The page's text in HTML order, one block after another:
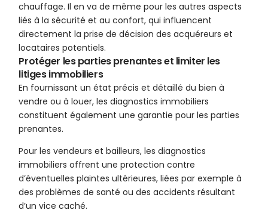
chauffage. Il en va de même pour les autres aspects
liés à la sécurité et au confort, qui influencent
directement la prise de décision des acquéreurs et
locataires potentiels.
Protéger les parties prenantes et limiter les
litiges immobiliers
En fournissant un état précis et détaillé du bien à
vendre ou à louer, les diagnostics immobiliers
constituent également une garantie pour les parties
prenantes.
Pour les vendeurs et bailleurs, les diagnostics
immobiliers offrent une protection contre
d’éventuelles plaintes ultérieures, liées par exemple à
des problèmes de santé ou des accidents résultant
d’un vice caché.